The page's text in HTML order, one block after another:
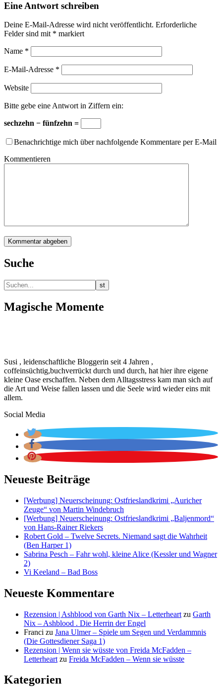
Eine Antwort schreiben
Deine E-Mail-Adresse wird nicht veröffentlicht. Erforderliche
Felder sind mit * markiert
Name *
E-Mail-Adresse *
Website
Bitte gebe eine Antwort in Ziffern ein:
sechzehn − fünfzehn =
Benachrichtige mich über nachfolgende Kommentare per E-Mail
Kommentieren
Suche
Magische Momente
Susi , leidenschaftliche Bloggerin seit 4 Jahren ,
coffeinsüchtig,buchverrückt durch und durch, hat hier ihre eigene
kleine Oase erschaffen. Neben dem Alltagsstress kam man sich auf
die Art und Weise fallen lassen und die Seele wird wieder eins mit
allem.
Social Media
Neueste Beiträge
[Werbung] Neuerscheinung: Ostfrieslandkrimi „Auricher
Zeuge“ von Martin Windebruch
[Werbung] Neuerscheinung: Ostfrieslandkrimi „Baljenmord“
von Hans-Rainer Riekers
Robert Gold – Twelve Secrets. Niemand sagt die Wahrheit
(Ben Harper 1)
Sabrina Pesch – Fahr wohl, kleine Alice (Kessler und Wagner
2)
Vi Keeland – Bad Boss
Neueste Kommentare
Rezension | Ashblood von Garth Nix – Letterheart zu Garth
Nix – Ashblood . Die Herrin der Engel
Franci zu Jana Ulmer – Spiele um Segen und Verdammnis
(Die Gottesdiener Saga 1)
Rezension | Wenn sie wüsste von Freida McFadden –
Letterheart zu Freida McFadden – Wenn sie wüsste
Kategorien